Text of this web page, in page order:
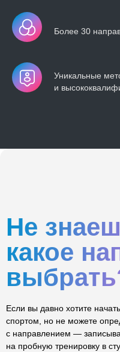
Более 30
Уникальные
и
Если вы давно хотите
спортом, но не можете
с направлением —
на пробную тренировку в
Не
какое